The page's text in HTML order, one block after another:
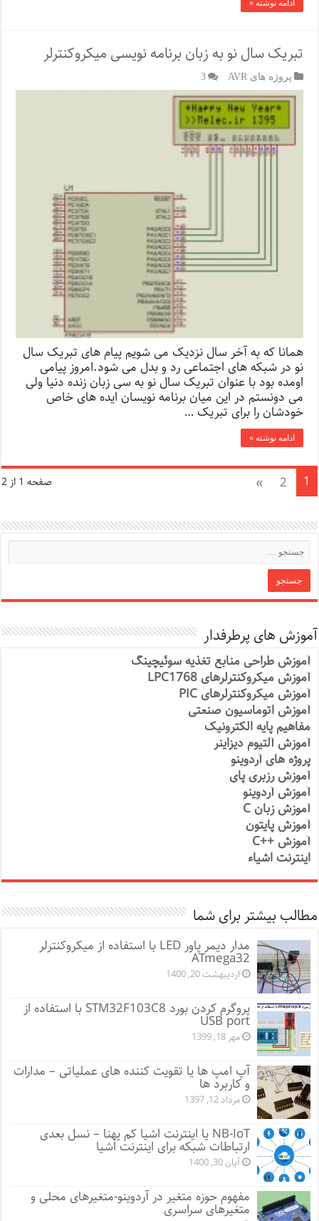
ادامه نوشته »
تبریک سال نو به زبان برنامه نویسی میکروکنترلر
پروژه های AVR 3
همانا که به آخر سال نزدیک می شویم پیام های تبریک سال
نو در شبکه های اجتماعی رد و بدل می شود.امروز پیامی
اومده بود با عنوان تبریک سال نو به سی زبان زنده دنیا ولی
می دونستم در این میان برنامه نویسان ایده های خاص
خودشان را برای تبریک …
ادامه نوشته »
صفحه 1 از 2 1
2
»
آموزش های پرطرفدار
آموزش طراحی منابع تغذیه سوئیچینگ
آموزش میکروکنترلرهای LPC1768
آموزش میکروکنترلرهای PIC
آموزش اتوماسیون صنعتی
مفاهیم پایه الکترونیک
آموزش آلتیوم دیزاینر
پروژه های آردوینو
آموزش رزبری پای
آموزش آردوینو
آموزش زبان C
آموزش پایتون
آموزش ++C
اینترنت اشیاء
مطالب بیشتر برای شما
مدار دیمر پاور LED با استفاده از میکروکنترلر
ATmega32
اردیبهشت 20, 1400
پروگرم کردن بورد STM32F103C8 با استفاده از
USB port
مهر 18, 1399
آپ امپ ها یا تقویت کننده های عملیاتی – مدارات
و کاربرد ها
مرداد 12, 1397
NB-IoT یا اینترنت اشیا کم پهنا – نسل بعدی
ارتباطات شبکه برای اینترنت اشیا
آبان 30, 1400
مفهوم حوزه متغیر در آردوینو-متغیرهای محلی و
متغیرهای سراسری